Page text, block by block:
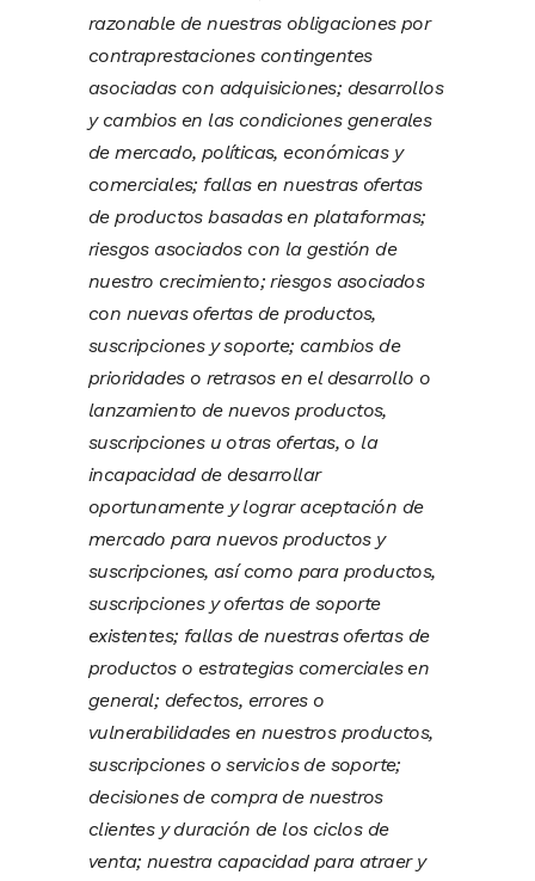
razonable de nuestras obligaciones por
contraprestaciones contingentes
asociadas con adquisiciones; desarrollos
y cambios en las condiciones generales
de mercado, políticas, económicas y
comerciales; fallas en nuestras ofertas
de productos basadas en plataformas;
riesgos asociados con la gestión de
nuestro crecimiento; riesgos asociados
con nuevas ofertas de productos,
suscripciones y soporte; cambios de
prioridades o retrasos en el desarrollo o
lanzamiento de nuevos productos,
suscripciones u otras ofertas, o la
incapacidad de desarrollar
oportunamente y lograr aceptación de
mercado para nuevos productos y
suscripciones, así como para productos,
suscripciones y ofertas de soporte
existentes; fallas de nuestras ofertas de
productos o estrategias comerciales en
general; defectos, errores o
vulnerabilidades en nuestros productos,
suscripciones o servicios de soporte;
decisiones de compra de nuestros
clientes y duración de los ciclos de
venta; nuestra capacidad para atraer y